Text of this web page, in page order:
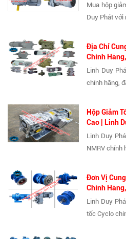
Mua hộp
Duy Phát với
Địa Chỉ
Chính
Linh Duy
chính hãng,
Hộp Giảm
Cao | Linh
Linh Duy
NMRV chính
Đơn Vị
Chính
Linh Duy
tốc Cyclo